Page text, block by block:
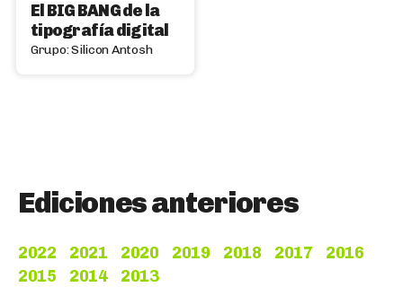
El BIG BANG de la
tipografía digital
Grupo: Silicon Antosh
Ediciones anteriores
2022 2021 2020 2019 2018 2017
2016
2015
2014 2013